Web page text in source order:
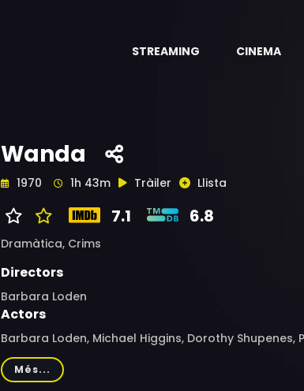
STREAMING CINEMA
Wanda
1970 1h 43m Tràiler Llista
7.1 6.8
Dramàtica, Crims
Directors
Barbara Loden
Actors
Barbara Loden, Michael Higgins, Dorothy Shupenes,
Mamches, Anthony Rotell, M.L. Kennedy, Gerald
Dennis, Charles Dosinan, Jack Ford, Rozamond
Més...